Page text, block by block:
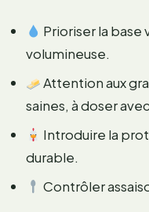
Prioriser la
volumineuse.
Attention aux
saines, à doser
Introduire la
durable.
Contrôler